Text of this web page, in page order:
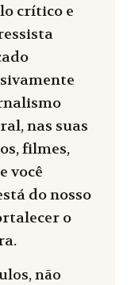
crítico e
nas suas
filmes,
você
do nosso
o
não